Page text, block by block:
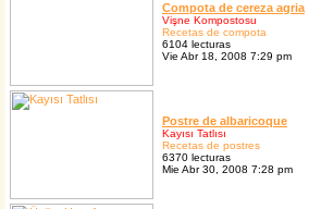
Compota de cereza agria
Vişne Kompostosu
Recetas de compota
6104 lecturas
Vie Abr 18, 2008 7:29 pm
Postre de albaricoque
Kayısı Tatlısı
Recetas de postres
6370 lecturas
Mie Abr 30, 2008 7:28 pm